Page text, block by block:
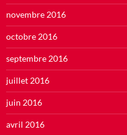
novembre 2016
octobre 2016
septembre 2016
juillet 2016
juin 2016
avril 2016